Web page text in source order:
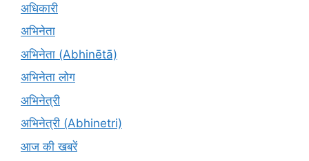
अधिकारी
अभिनेता
अभिनेता (Abhinētā)
अभिनेता लोग
अभिनेत्री
अभिनेत्री (Abhinetri)
आज की खबरें